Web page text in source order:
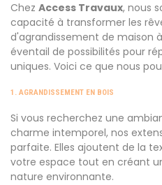
Chez Access Travaux, nous
capacité à transformer les
d'agrandissement de maison
éventail de possibilités pour
uniques. Voici ce que nous
1. AGRANDISSEMENT EN BOIS
Si vous recherchez une
charme intemporel, nos
parfaite. Elles ajoutent de la
votre espace tout en créant
nature environnante.